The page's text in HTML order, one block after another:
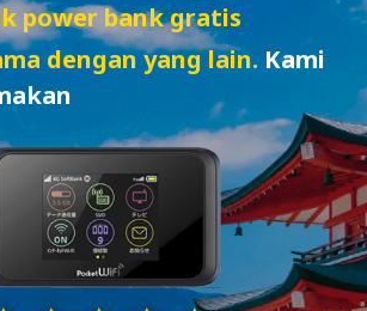
power bank gratis
dengan yang lain. Kami